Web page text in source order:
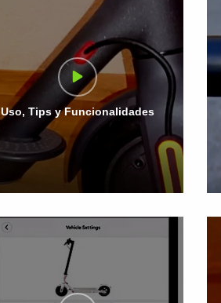
Uso, Tips y Funcionalidades